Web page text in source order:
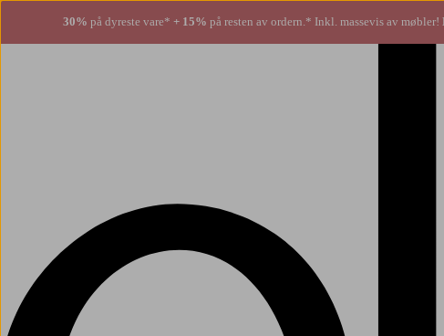
30% på dyreste vare* + 15% på resten av ordern.* Inkl. massevis av møbler!